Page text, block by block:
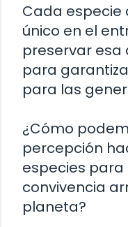
Cada especie
único en el
preservar esa
para
para las
¿Cómo
percepción
especies
convivencia
planeta?